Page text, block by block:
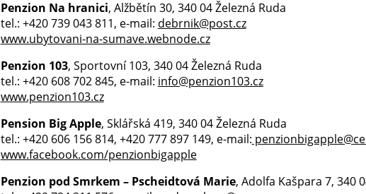
Penzion Na hranici, Alžbětín 30, 340 04 Železná Ruda
tel.: +420 739 043 811, e-mail: debrnik@post.cz
www.ubytovani-na-sumave.webnode.cz
Penzion 103, Sportovní 103, 340 04 Železná Ruda
tel.: +420 608 702 845, e-mail: info@penzion103.cz
www.penzion103.cz
Pension Big Apple, Sklářská 419, 340 04 Železná Ruda
tel.: +420 606 156 814, +420 777 897 149, e-mail:
www.facebook.com/penzionbigapple
Penzion pod Smrkem – Pscheidtová Marie, Adolfa Kašpara 7, 340